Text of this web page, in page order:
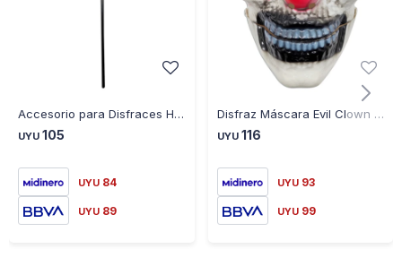
Accesorio para Disfraces Hacha Doble HE0022
UYU 105
UYU 84
UYU 89
Disfraz Máscara Evil Clown HE0321
UYU 116
UYU 93
UYU 99